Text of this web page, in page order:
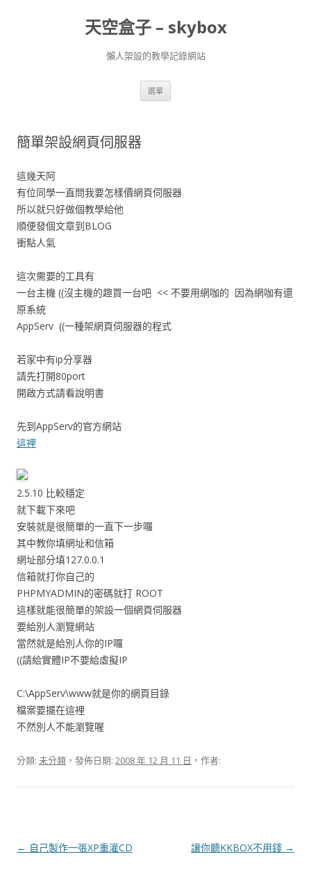
天空盒子 – skybox
懶人架設的教學記錄網站
選單
簡單架設網頁伺服器
這幾天阿
有位同學一直問我要怎樣價網頁伺服器
所以就只好做個教學給他
順便發個文章到BLOG
衝點人氣
這次需要的工具有
一台主機 ((沒主機的趣買一台吧 << 不要用網咖的 因為網咖有還
原系統
AppServ ((一種架網頁伺服器的程式
若家中有ip分享器
請先打開80port
開啟方式請看說明書
先到AppServ的官方網站
這裡
2.5.10 比較穩定
就下載下來吧
安裝就是很簡單的一直下一步囉
其中教你填網址和信箱
網址部分填127.0.0.1
信箱就打你自己的
PHPMYADMIN的密碼就打 ROOT
這樣就能很簡單的架設一個網頁伺服器
要給別人瀏覽網站
當然就是給別人你的IP囉
((請給實體IP不要給虛擬IP
C:\AppServ\www就是你的網頁目錄
檔案要擺在這裡
不然別人不能瀏覽喔
分類: 未分類 ，發佈日期: 2008 年 12 月 11 日 ，作者:
文
← 自己製作一張XP重灌CD 讓你聽KKBOX不用錢 →